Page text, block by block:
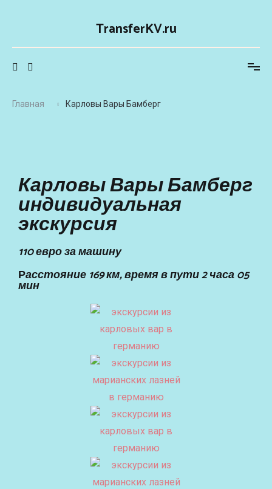
TransferKV.ru
Главная Карловы Вары Бамберг
Карловы Вары Бамберг
индивидуальная
экскурсия
110 евро за машину
Расстояние 169 км, время в пути 2 часа 05
мин